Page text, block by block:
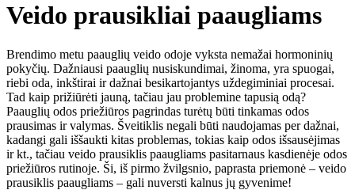
Veido prausikliai paaugliams
Brendimo metu paauglių veido odoje vyksta nemažai hormoninių
pokyčių. Dažniausi paauglių nusiskundimai, žinoma, yra spuogai,
riebi oda, inkštirai ir dažnai besikartojantys uždegiminiai procesai.
Tad kaip prižiūrėti jauną, tačiau jau problemine tapusią odą?
Paauglių odos priežiūros pagrindas turėtų būti tinkamas odos
prausimas ir valymas. Šveitiklis negali būti naudojamas per dažnai,
kadangi gali iššaukti kitas problemas, tokias kaip odos išsausėjimas
ir kt., tačiau veido prausiklis paaugliams pasitarnaus kasdienėje odos
priežiūros rutinoje. Ši, iš pirmo žvilgsnio, paprasta priemonė – veido
prausiklis paaugliams – gali nuversti kalnus jų gyvenime!